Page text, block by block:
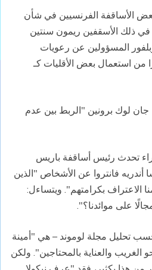
الأساقفة الفرنسيين في شأن
في ذلك الأسقفين ريمون سنتين
المسؤولين عن رعويات
من استعمال بعض الأقليات كـ
لوك برونين "الربط بين عدم
تحدث رئيس أساقفة باريس
فانتروا عن الأشخاص "الذين
الاعتراف بكرامتهم". ويتساءل:
على موائدنا؟".
تحليل مجلة لوموند – هي "أمينة
الغريب والعناية بالمحتاجين". ولكن